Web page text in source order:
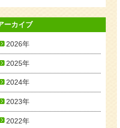
ーカイブ
2026年
2025年
2024年
2023年
2022年